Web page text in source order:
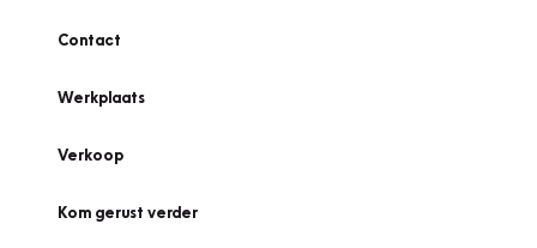
Contact
Werkplaats
Verkoop
Kom gerust verder